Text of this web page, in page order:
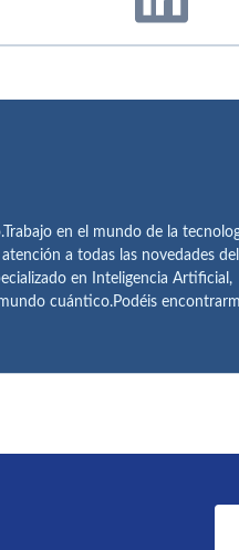
en el mundo de la
a todas las novedades del
en Inteligencia Artificial,
cuántico.Podéis